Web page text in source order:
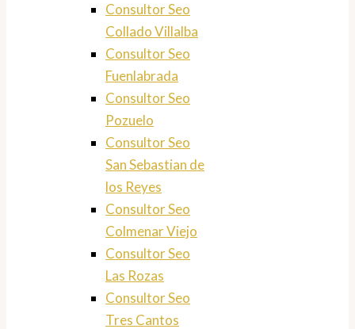
Consultor Seo
Collado Villalba
Consultor Seo
Fuenlabrada
Consultor Seo
Pozuelo
Consultor Seo
San Sebastian de
los Reyes
Consultor Seo
Colmenar Viejo
Consultor Seo
Las Rozas
Consultor Seo
Tres Cantos